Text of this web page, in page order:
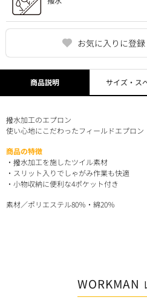
お気に入りに登録
商品説明
撥水加工のエプロン
使い心地にこだわったフィールドエプロン
商品の特徴
・撥水加工を施したツイル素材
・スリット入りでしゃがみ作業も快適
・小物収納に便利な4ポケット付き
素材／ポリエステル80％・綿20％
サイズ・ス
WORKMAN